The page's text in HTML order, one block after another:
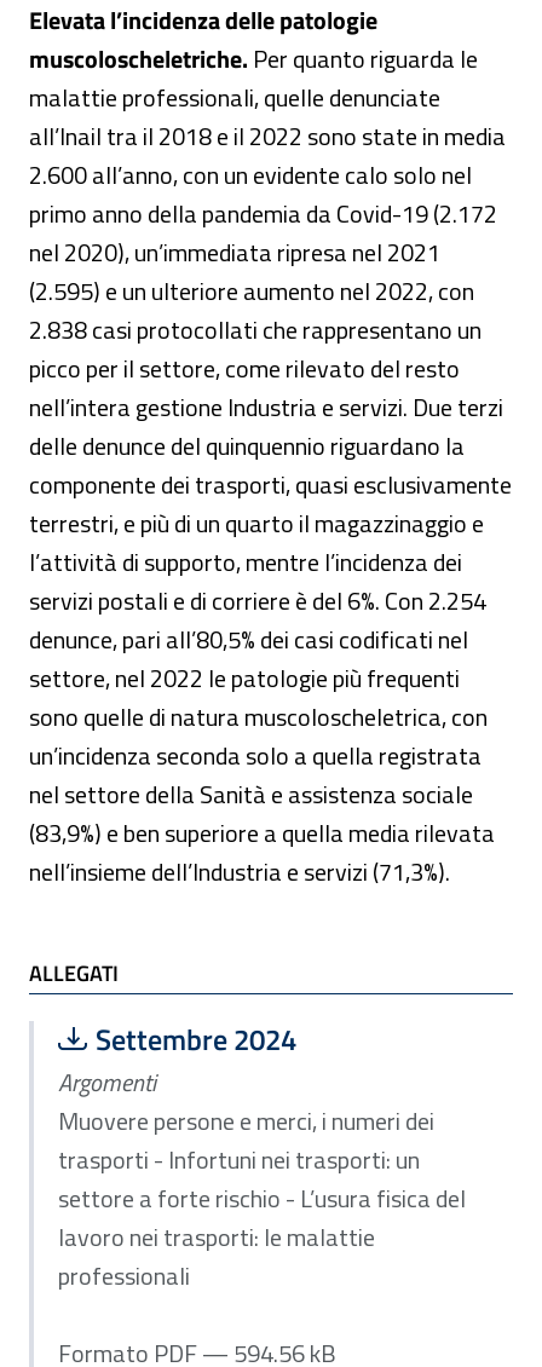
Elevata l’incidenza delle patologie
muscoloscheletriche. Per quanto riguarda le
malattie professionali, quelle denunciate
all’Inail tra il 2018 e il 2022 sono state in media
2.600 all’anno, con un evidente calo solo nel
primo anno della pandemia da Covid-19 (2.172
nel 2020), un’immediata ripresa nel 2021
(2.595) e un ulteriore aumento nel 2022, con
2.838 casi protocollati che rappresentano un
picco per il settore, come rilevato del resto
nell’intera gestione Industria e servizi. Due terzi
delle denunce del quinquennio riguardano la
componente dei trasporti, quasi esclusivamente
terrestri, e più di un quarto il magazzinaggio e
l’attività di supporto, mentre l’incidenza dei
servizi postali e di corriere è del 6%. Con 2.254
denunce, pari all’80,5% dei casi codificati nel
settore, nel 2022 le patologie più frequenti
sono quelle di natura muscoloscheletrica, con
un’incidenza seconda solo a quella registrata
nel settore della Sanità e assistenza sociale
(83,9%) e ben superiore a quella media rilevata
nell’insieme dell’Industria e servizi (71,3%).
ALLEGATI
ALLEGATI
Scarica file:
Settembre 2024
Formato PDF — Dimensione 594.56 kB
Argomenti
Muovere persone e merci, i numeri dei
trasporti - Infortuni nei trasporti: un
settore a forte rischio - L’usura fisica del
lavoro nei trasporti: le malattie
professionali
Formato PDF — 594.56 kB